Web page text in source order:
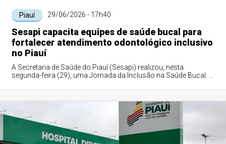
Piauí 29/06/2026 - 17h40
Sesapi capacita equipes de saúde bucal para
fortalecer atendimento odontológico inclusivo
no Piauí
A Secretaria de Saúde do Piauí (Sesapi) realizou, nesta
segunda-feira (29), uma Jornada da Inclusão na Saúde Bucal. O